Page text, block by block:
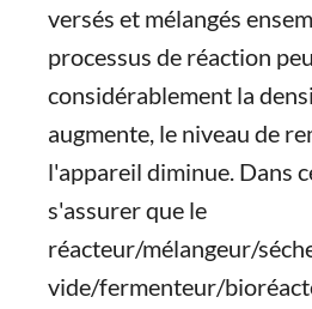
versés et mélangés
processus de réaction
considérablement la
augmente, le niveau de
l'appareil diminue. Dans
s'assurer que le
réacteur/mélangeur/
vide/fermenteur/